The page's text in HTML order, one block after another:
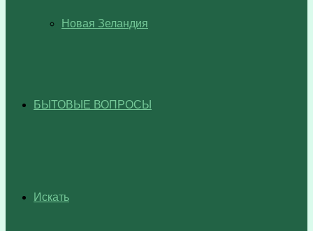
Новая Зеландия
БЫТОВЫЕ ВОПРОСЫ
Искать